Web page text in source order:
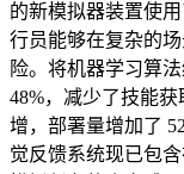
的新模拟器装置使
行员能够在复杂的
险。将机器学习算
48%，减少了技能
增，部署量增加了
觉反馈系统现已包